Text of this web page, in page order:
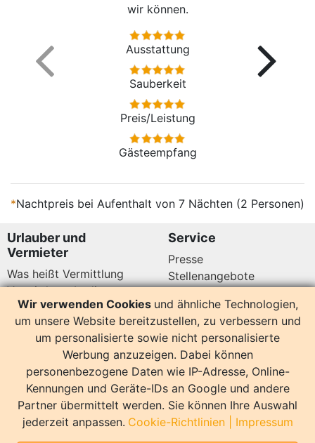
wir können.
Ausstattung
Sauberkeit
Preis/Leistung
Gästeempfang
*Nachtpreis bei Aufenthalt von 7 Nächten (2 Personen)
Urlauber und
Vermieter
Was heißt Vermittlung
Vermittlungsbedingungen
Datenschutz
Service
Presse
Stellenangebote
Kundenbewertungen
14158 Bewertungen
Hier sind wir auch
Wir verwenden Cookies und ähnliche Technologien,
um unsere Website bereitzustellen, zu verbessern und
um personalisierte sowie nicht personalisierte
Werbung anzuzeigen. Dabei können
personenbezogene Daten wie IP-Adresse, Online-
Kennungen und Geräte-IDs an Google und andere
Partner übermittelt werden. Sie können Ihre Auswahl
jederzeit anpassen. Cookie-Richtlinien| Impressum